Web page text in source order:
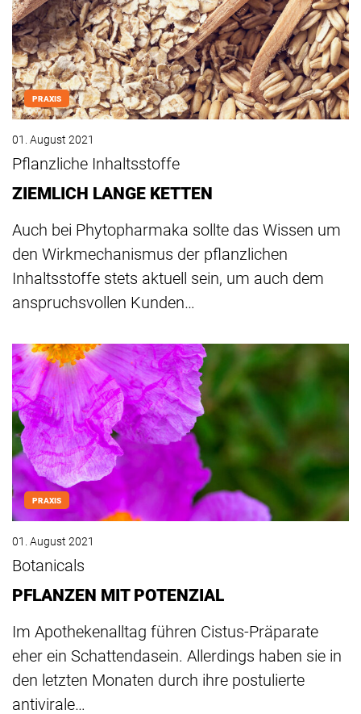
PRAXIS
01. August 2021
Pflanzliche Inhaltsstoffe
ZIEMLICH LANGE KETTEN
Auch bei Phytopharmaka sollte das Wissen um
den Wirkmechanismus der pflanzlichen
Inhaltsstoffe stets aktuell sein, um auch dem
anspruchsvollen Kunden…
PRAXIS
01. August 2021
Botanicals
PFLANZEN MIT POTENZIAL
Im Apothekenalltag führen Cistus-Präparate
eher ein Schattendasein. Allerdings haben sie in
den letzten Monaten durch ihre postulierte
antivirale…